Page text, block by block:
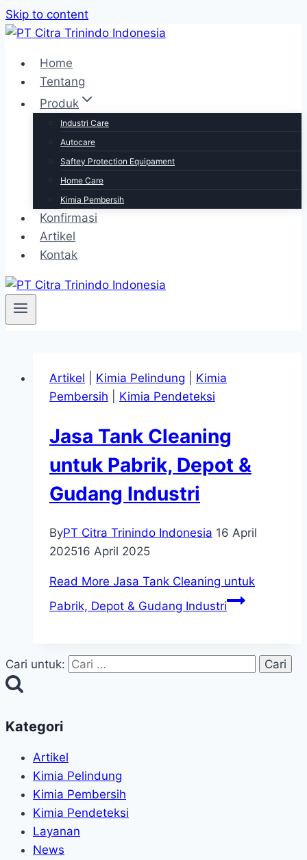
Skip to content
Home
Tentang
Produk
Industri Care
Autocare
Saftey Protection Equipament
Home Care
Kimia Pembersih
Konfirmasi
Artikel
Kontak
Artikel Kimia Pelindung
Kimia
Pembersih
Kimia Pendeteksi
Jasa Tank Cleaning
untuk Pabrik, Depot &
Gudang Industri
ByPT Citra Trinindo Indonesia 16 April
202516 April 2025
Read More Jasa Tank Cleaning untuk
Pabrik, Depot & Gudang Industri
Cari untuk:
Kategori
Artikel
Kimia Pelindung
Kimia Pembersih
Kimia Pendeteksi
Layanan
News